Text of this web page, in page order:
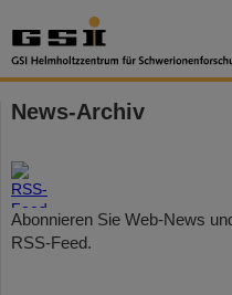
News-Archiv
Abonnieren Sie Web-News
RSS-Feed.